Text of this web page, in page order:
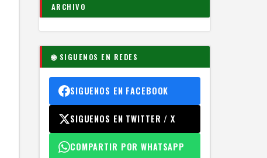
ARCHIVO
🌐 SIGUENOS EN REDES
SIGUENOS EN FACEBOOK
SIGUENOS EN TWITTER / X
COMPARTIR POR WHATSAPP